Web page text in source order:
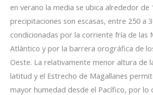
en verano la media se ubica alrededor de
precipitaciones son escasas, entre 250 a
condicionadas por la corriente fría de las
Atlántico y por la barrera orográfica de
Oeste. La relativamente menor altura de
latitud y el Estrecho de Magallanes
mayor humedad desde el Pacífico, por lo